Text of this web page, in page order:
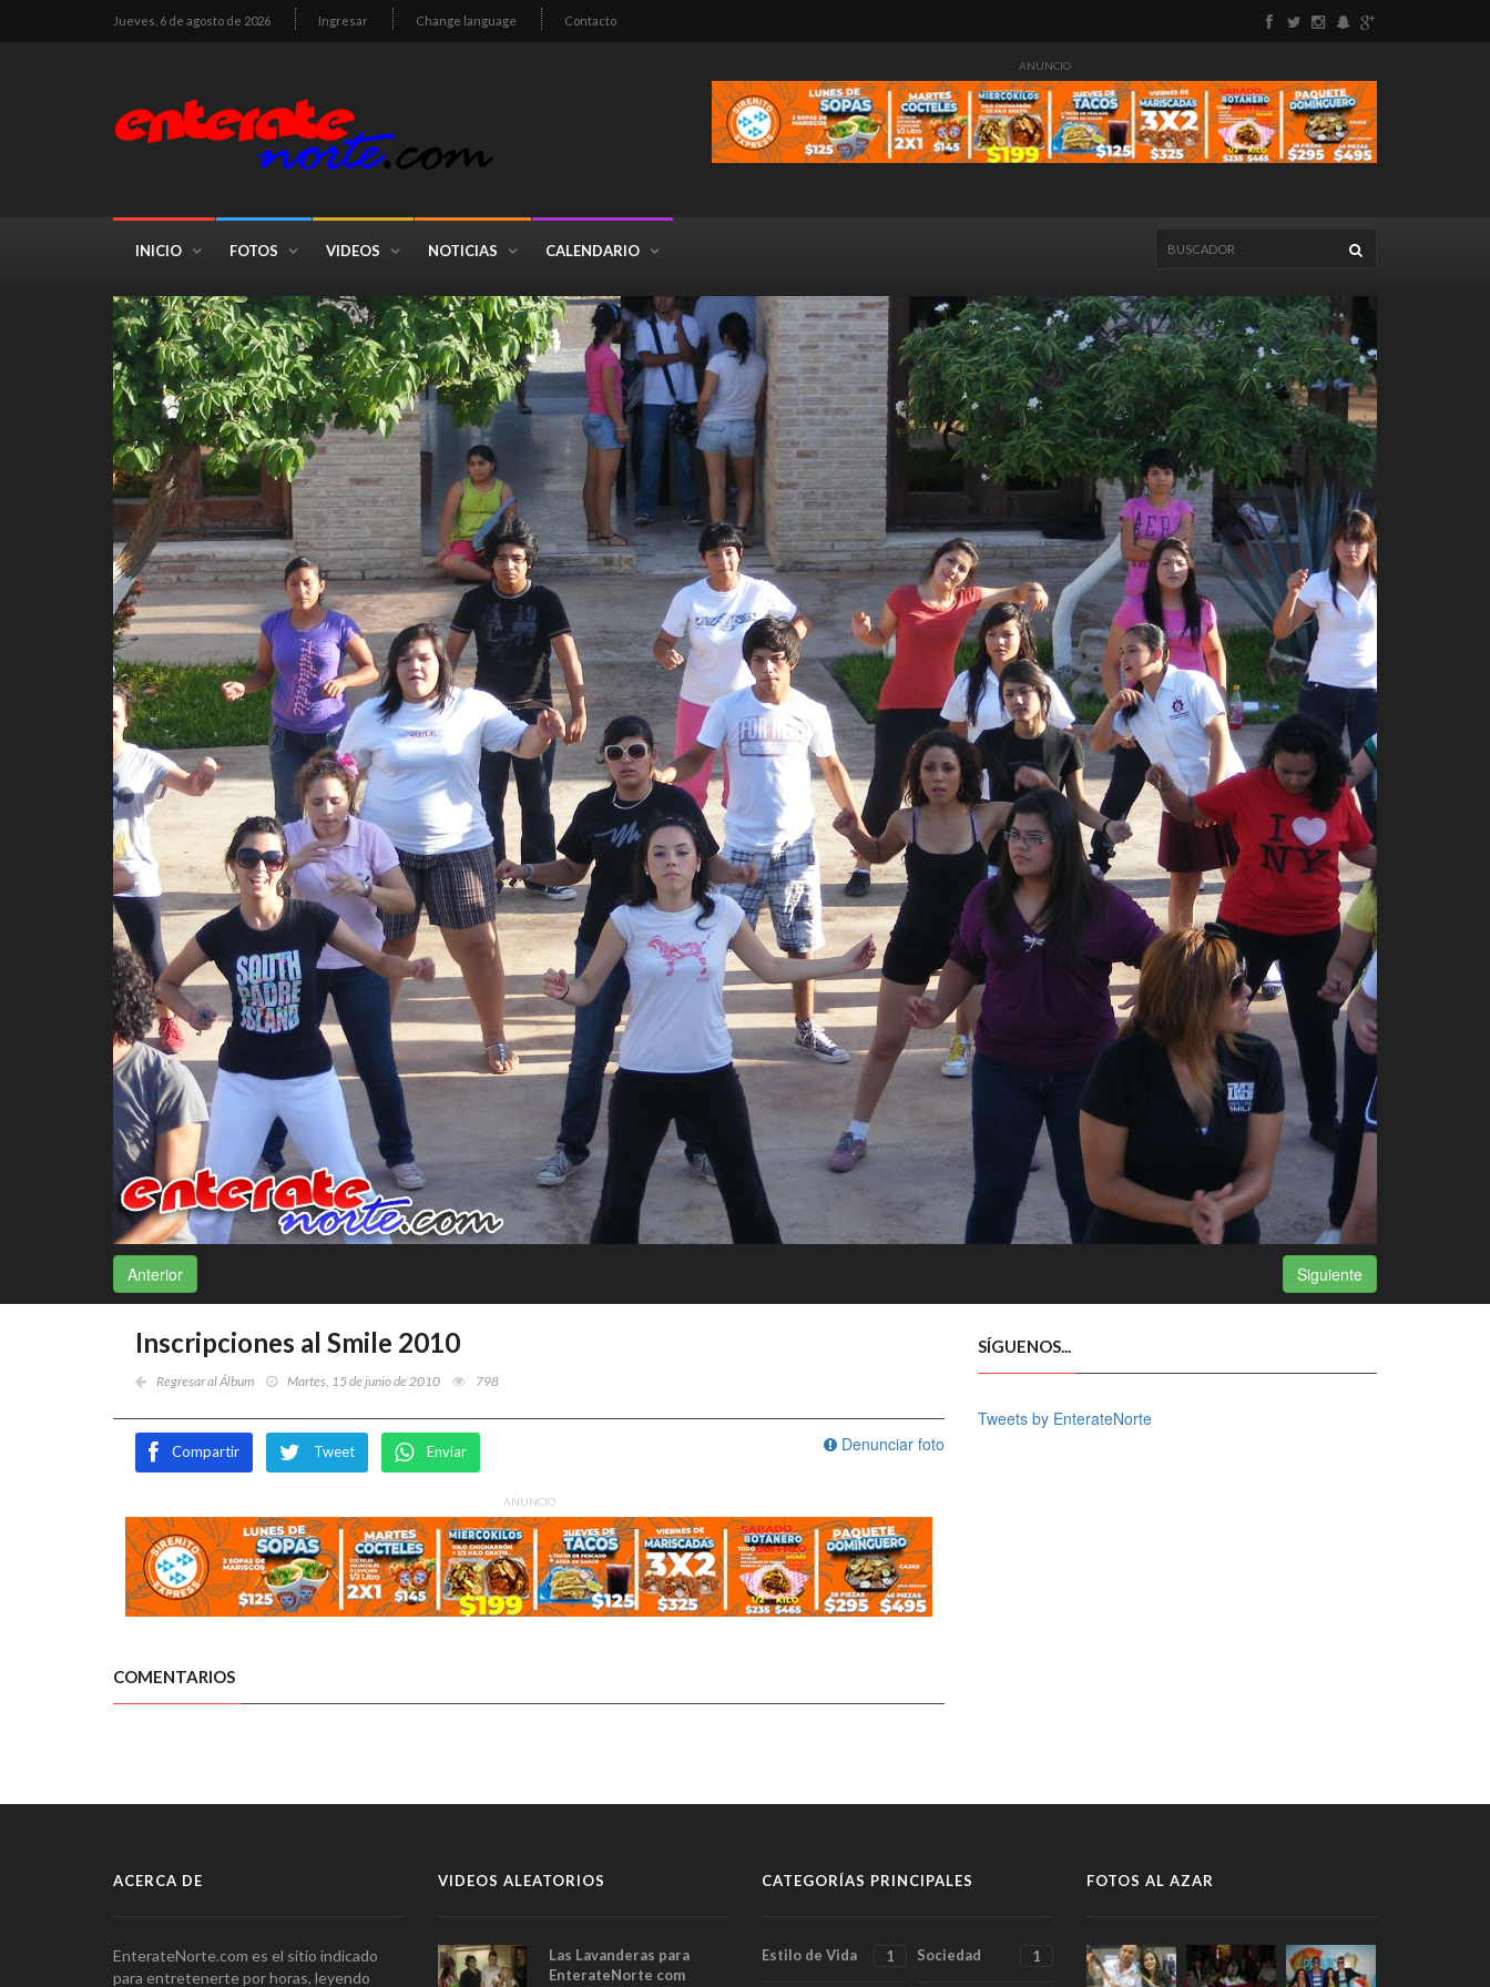
Jueves, 6 de agosto de 2026 Ingresar Change language Contacto
ANUNCIO
INICIO FOTOS VIDEOS NOTICIAS CALENDARIO
Anterior Siguiente
Inscripciones al Smile 2010
Regresar al Álbum Martes, 15 de junio de 2010 798
Denunciar foto
Compartir Tweet Enviar
ANUNCIO
COMENTARIOS
SÍGUENOS...
Tweets by EnterateNorte
ACERCA DE
EnterateNorte.com es el sitio indicado
para entretenerte por horas, leyendo
VIDEOS ALEATORIOS
Las Lavanderas para
EnterateNorte com
CATEGORÍAS PRINCIPALES
Estilo de Vida 1 Sociedad 1
FOTOS AL AZAR